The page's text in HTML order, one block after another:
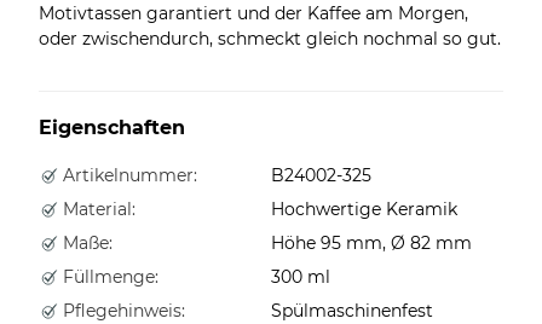
Motivtassen garantiert und der Kaffee am Morgen,
oder zwischendurch, schmeckt gleich nochmal so gut.
Eigenschaften
Artikelnummer:
B24002-325
Material:
Hochwertige Keramik
Maße:
Höhe 95 mm, Ø 82 mm
Füllmenge:
300 ml
Pflegehinweis:
Spülmaschinenfest